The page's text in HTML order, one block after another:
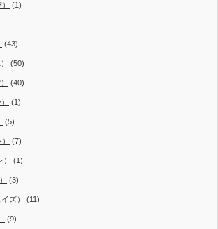
(1)
(43)
(50)
(40)
(1)
(5)
(7)
(1)
(3)
ズ） (11)
(9)